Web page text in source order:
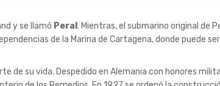
y se llamó Peral . Mientras, el submarino original de
de la Marina de Cartagena, donde puede
de su vida. Despedido en Alemania con honores